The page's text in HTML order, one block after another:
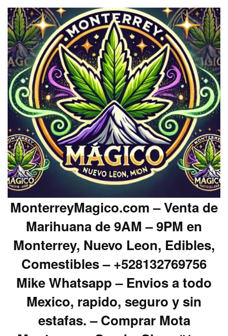
MonterreyMagico.com – Venta de
Marihuana de 9AM – 9PM en
Monterrey, Nuevo Leon, Edibles,
Comestibles – +528132769756
Mike Whatsapp – Envios a todo
Mexico, rapido, seguro y sin
estafas. – Comprar Mota